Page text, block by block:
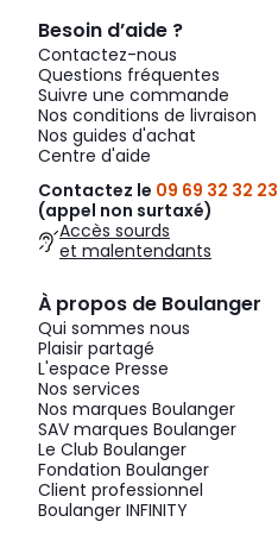
Besoin d’aide ?
Contactez-nous
Questions fréquentes
Suivre une commande
Nos conditions de livraison
Nos guides d'achat
Centre d'aide
Contactez le 09 69 32 32 23
(appel non surtaxé)
Accès sourds
et malentendants
À propos de Boulanger
Qui sommes nous
Plaisir partagé
L'espace Presse
Nos services
Nos marques Boulanger
SAV marques Boulanger
Le Club Boulanger
Fondation Boulanger
Client professionnel
Boulanger INFINITY